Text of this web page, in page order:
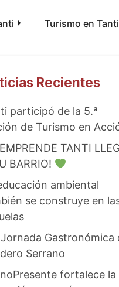
Turismo en Tanti
Recientes
participó de la 5.ª
de Turismo en
TANTI
BARRIO!
ambiental
se construye en
Jornada Gastronómica
Serrano
fortalece la